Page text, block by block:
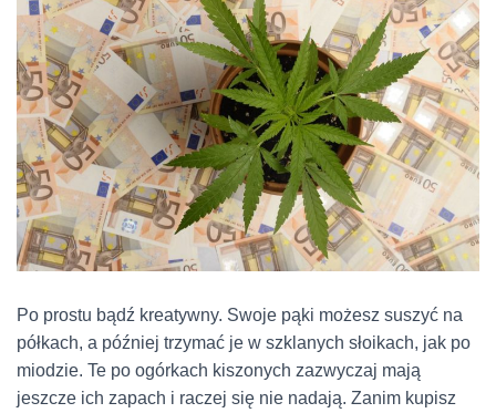
Po prostu bądź kreatywny. Swoje pąki możesz suszyć na
półkach, a później trzymać je w szklanych słoikach, jak po
miodzie. Te po ogórkach kiszonych zazwyczaj mają
jeszcze ich zapach i raczej się nie nadają. Zanim kupisz